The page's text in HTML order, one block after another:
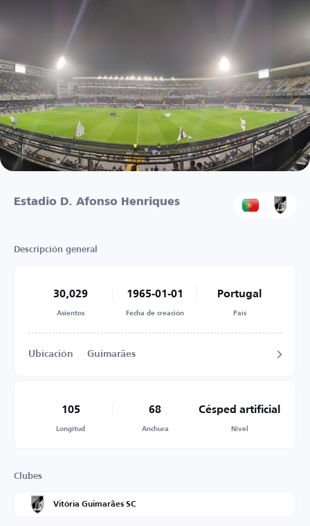
Estadio D. Afonso Henriques
Descripción general
30,029
Asientos
1965-01-01
Fecha de creación
Portugal
País
Ubicación Guimarães
105
Longitud
68
Anchura
Césped artificial
Nivel
Clubes
Vitória Guimarães SC